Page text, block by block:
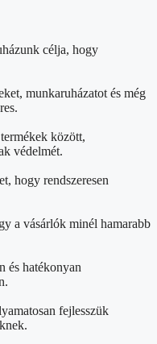
célja, hogy
munkaruházatot és még
között,
védelmét.
hogy rendszeresen
a vásárlók minél hamarabb
és hatékonyan
fejlesszük